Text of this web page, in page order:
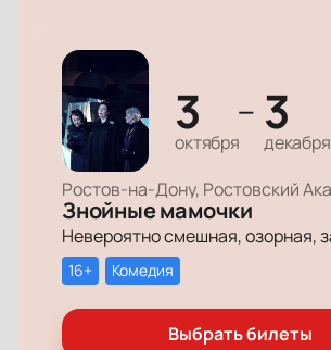
3
октября
— 3
декабря
Знойные мамочки
16+ Комедия
Выбрать билеты